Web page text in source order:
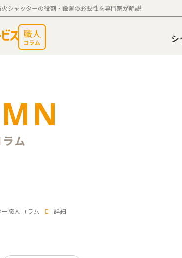
シャッターの役割・設置の必要性を専門家が解説
ム
職人コラム 詳細